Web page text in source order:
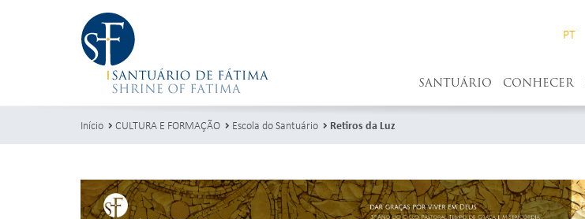
PT
SANTUÁRIO CONHECER
Início CULTURA E FORMAÇÃO Escola do Santuário Retiros da Luz